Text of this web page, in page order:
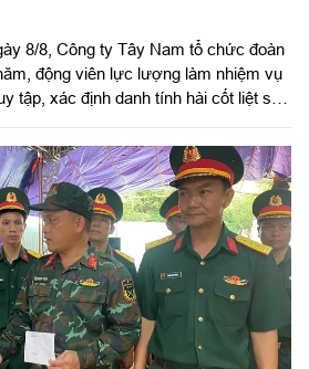
Riêng
8/8, Công ty Tây Nam tổ chức đoàn
động viên lực lượng làm nhiệm vụ
tập, xác định danh tính hài cốt liệt sĩ